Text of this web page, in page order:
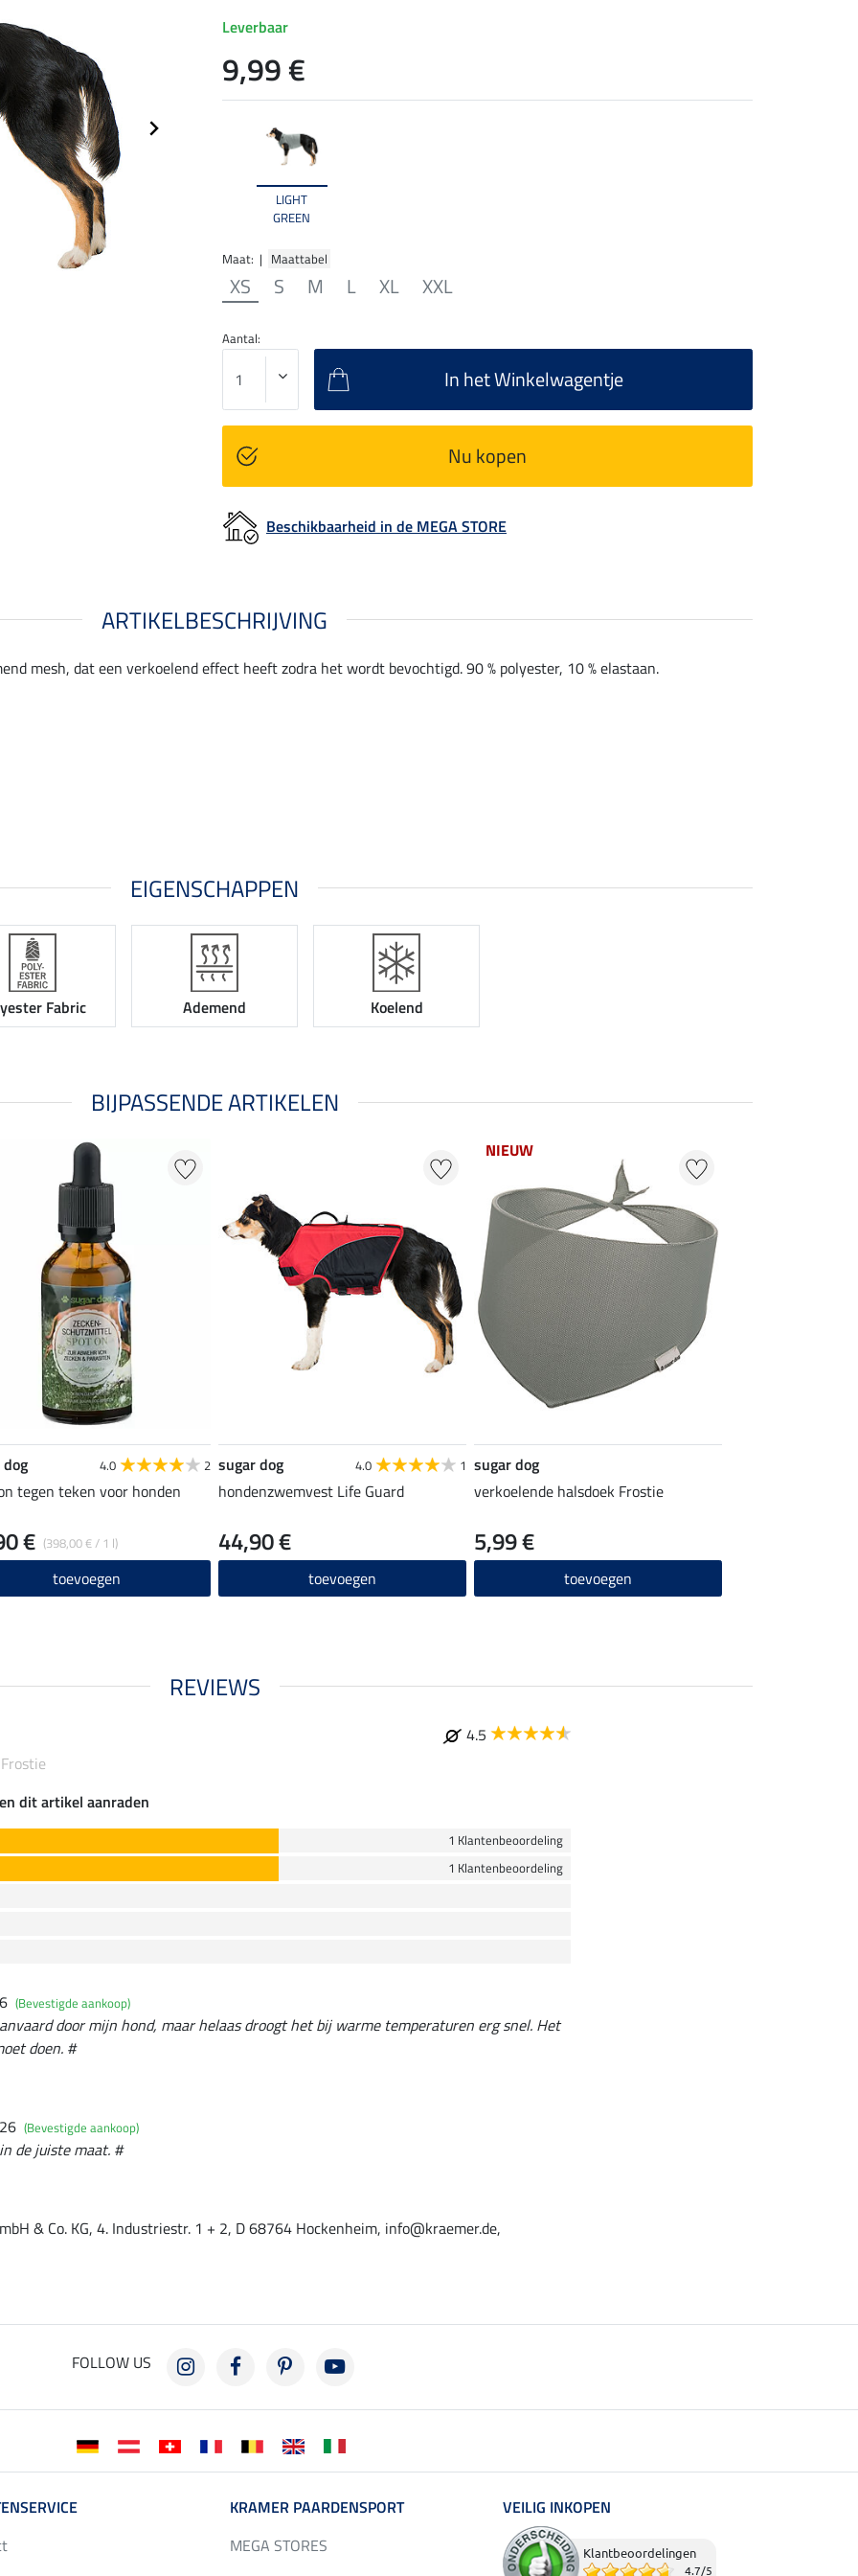
LIGHT
GREEN
Maat: | Maattabel
XS S M L XL XXL
Leverbaar
9,99 €
Aantal:
In het Winkelwagentje
Nu kopen
Beschikbaarheid in de MEGA STORE
ARTIKELBESCHRIJVING
mesh, dat een verkoelend effect heeft zodra het wordt bevochtigd. 90 % polyester, 10 % elastaan.
EIGENSCHAPPEN
Fabric Ademend Koelend
BIJPASSENDE ARTIKELEN
4.0 2
tegen teken voor honden
(398,00 € / 1 l)
€
toevoegen
sugar dog 4.0 1
hondenzwemvest Life Guard
44,90 €
toevoegen
NIEUW
sugar dog
verkoelende halsdoek Frostie
5,99 €
toevoegen
REVIEWS
4.5
dit artikel aanraden
1 Klantenbeoordeling
1 Klantenbeoordeling
(Bevestigde aankoop)
door mijn hond, maar helaas droogt het bij warme temperaturen erg snel. Het
doen. #
(Bevestigde aankoop)
de juiste maat. #
& Co. KG, 4. Industriestr. 1 + 2, D 68764 Hockenheim, info@kraemer.de,
FOLLOW US
KRAMER PAARDENSPORT
MEGA STORES
VEILIG INKOPEN
Klantbeoordelingen
4.7/5